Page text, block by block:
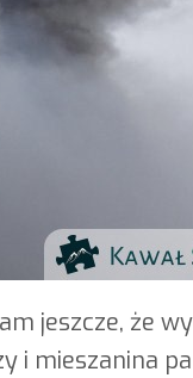
jeszcze, że
i mieszanina